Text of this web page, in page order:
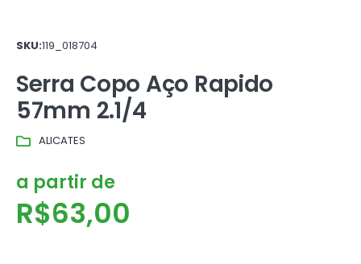
SKU:119_018704
Serra Copo Aço Rapido
57mm 2.1/4
ALICATES
a partir de
R$63,00